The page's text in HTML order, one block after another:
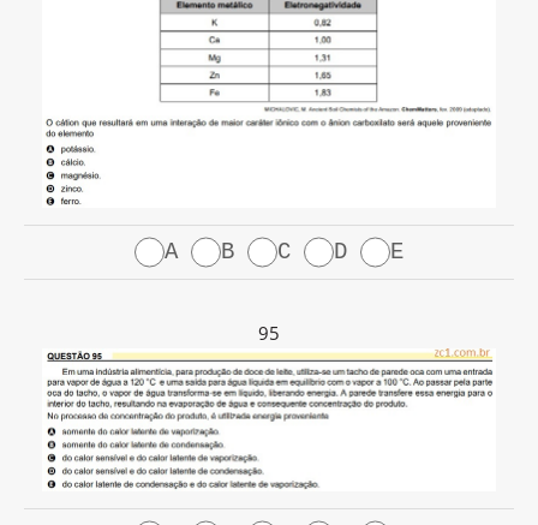
A B C D E
95